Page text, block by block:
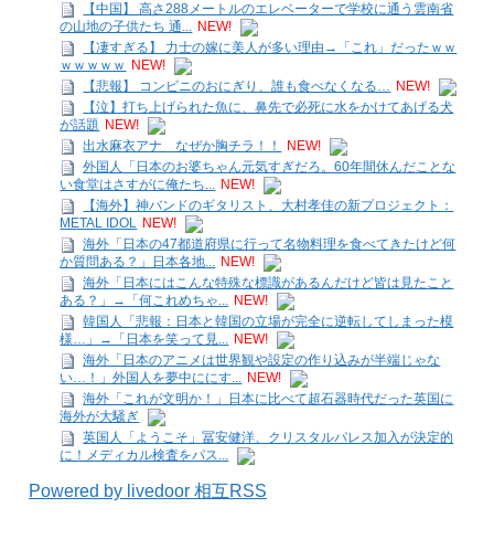
【中国】 高さ288メートルのエレベーターで学校に通う雲南省
の山地の子供たち 通... NEW!
【凄すぎる】 力士の嫁に美人が多い理由→「これ」だったｗｗ
ｗｗｗｗｗ
NEW!
【悲報】 コンビニのおにぎり、誰も食べなくなる… NEW!
【泣】打ち上げられた魚に、鼻先で必死に水をかけてあげる犬
が話題 NEW!
出水麻衣アナ なぜか胸チラ！！
NEW!
外国人「日本のお婆ちゃん元気すぎだろ。60年間休んだことな
い食堂はさすがに俺たち... NEW!
【海外】神バンドのギタリスト、大村孝佳の新プロジェクト：
METAL IDOL NEW!
海外「日本の47都道府県に行って名物料理を食べてきたけど何
か質問ある？」日本各地... NEW!
海外「日本にはこんな特殊な標識があるんだけど皆は見たこと
ある？」→「何これめちゃ... NEW!
韓国人「悲報：日本と韓国の立場が完全に逆転してしまった模
様…」→「日本を笑って見... NEW!
海外「日本のアニメは世界観や設定の作り込みが半端じゃな
い…！」外国人を夢中ににす... NEW!
海外「これが文明か！」日本に比べて超石器時代だった英国に
海外が大騒ぎ
英国人「ようこそ」冨安健洋、クリスタルパレス加入が決定的
に！メディカル検査をパス...
Powered by livedoor 相互RSS